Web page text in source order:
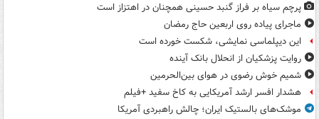
پرچم سیاه بر فراز گنبد حسینی همچنان در اهتزاز است
ماجرای پیاده روی اربعین حاج رمضان
این دیپلماسی نمایشی، شکست خورده است
روایت پزشکیان از انحلال بانک آینده
شمیم خوش رضوی در هوای بین‌الحرمین
هشدار افسر ارشد آمریکایی به کاخ سفید +فیلم
موشک‌های بالستیک ایران؛ چالش راهبردی آمریکا